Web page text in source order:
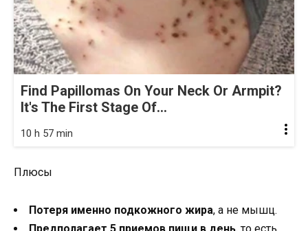
Find Papillomas On Your Neck Or Armpit?
It's The First Stage Of...
10 h 57 min
Плюсы
Потеря именно подкожного жира, а не мышц.
Предполагает 5 приемов пищи в день, то есть